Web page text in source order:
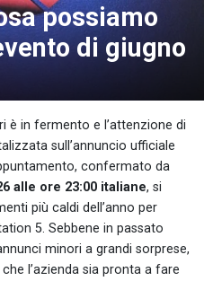
possiamo
di giugno
è in fermento e l’attenzione di
sull’annuncio ufficiale
confermato da
alle ore 23:00 italiane, si
più caldi dell’anno per
5. Sebbene in passato
minori a grandi sorprese,
l’azienda sia pronta a fare